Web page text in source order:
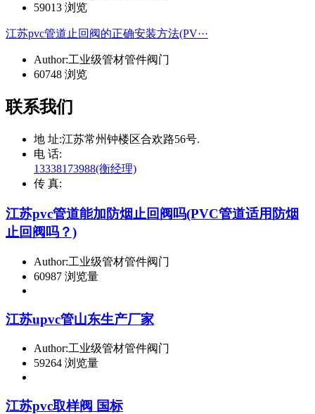
59013 浏览
江苏pvc管道止回阀的正确安装方法(PV···
Author:工业级管材管件阀门
60748 浏览
联系我们
地 址:江苏常州钟楼区合欢路56号.
电 话:
13338173988(衡经理)
传 真:
江苏pvc管道能加防烟止回阀吗(PVC管道适用防烟
止回阀吗？)
Author:工业级管材管件阀门
60987 浏览量
江苏upvc管山东生产厂家
Author:工业级管材管件阀门
59264 浏览量
江苏pvc取样阀 国标